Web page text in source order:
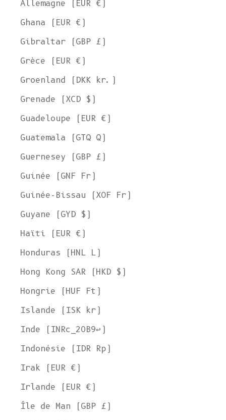
Allemagne (EUR €)
Ghana (EUR €)
Gibraltar (GBP £)
Grèce (EUR €)
Groenland (DKK kr.)
Grenade (XCD $)
Guadeloupe (EUR €)
Guatemala (GTQ Q)
Guernesey (GBP £)
Guinée (GNF Fr)
Guinée-Bissau (XOF Fr)
Guyane (GYD $)
Haïti (EUR €)
Honduras (HNL L)
Hong Kong SAR (HKD $)
Hongrie (HUF Ft)
Islande (ISK kr)
Inde (INRc_20B9↩)
Indonésie (IDR Rp)
Irak (EUR €)
Irlande (EUR €)
Île de Man (GBP £)